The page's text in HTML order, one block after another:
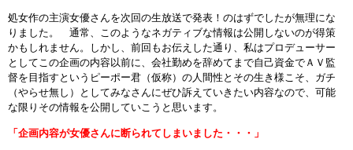
処女作の主演女優さんを次回の生放送で発表！のはずでしたが無理にな
りました。 通常、このようなネガティブな情報は公開しないのが得策
かもしれません。しかし、前回もお伝えした通り、私はプロデューサー
としてこの企画の内容以前に、会社勤めを辞めてまで自己資金でＡＶ監
督を目指すというピーポー君（仮称）の人間性とその生き様こそ、ガチ
（やらせ無し）としてみなさんにぜひ訴えていきたい内容なので、可能
な限りその情報を公開していこうと思います。
「企画内容が女優さんに断られてしまいました・・・」